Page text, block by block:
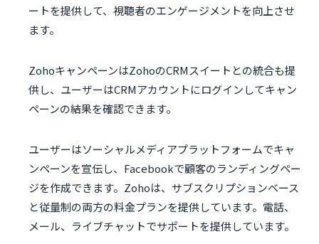
ートを提供して、視聴者のエンゲージメントを向上させ
ます。
ZohoキャンペーンはZohoのCRMスイートとの統合も提
供し、ユーザーはCRMアカウントにログインしてキャン
ペーンの結果を確認できます。
ユーザーはソーシャルメディアプラットフォームでキャ
ンペーンを宣伝し、Facebookで顧客のランディングペー
ジを作成できます。Zohoは、サブスクリプションベース
と従量制の両方の料金プランを提供しています。電話、
メール、ライブチャットでサポートを提供しています。